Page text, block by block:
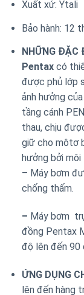
Xuất xứ: Ytali
Bảo hành: 12
NHỮNG ĐẶC
Pentaxcó
được phủ lớp
ảnh hưởng
tầng cánh
thau, chịu
giữ cho môtơ
hưởng bởi
– Máy bơm
chống thấm.
– Máy bơm
đồng Pentax
độ lên đến 90
ỨNG DỤNG
lên đến hàng